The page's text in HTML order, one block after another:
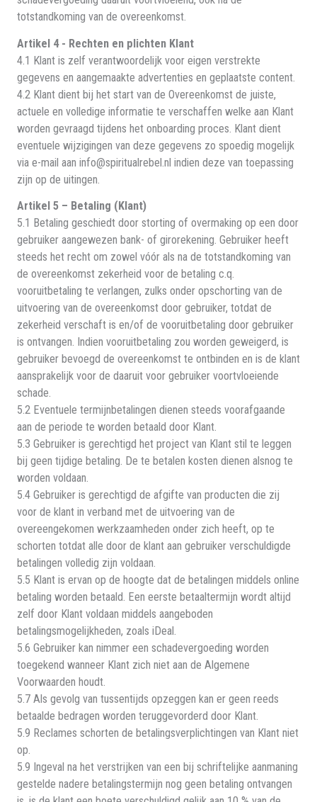
totstandkoming van de overeenkomst.
Artikel 4 - Rechten en plichten Klant
4.1 Klant is zelf verantwoordelijk voor eigen verstrekte
gegevens en aangemaakte advertenties en geplaatste content.
4.2 Klant dient bij het start van de Overeenkomst de juiste,
actuele en volledige informatie te verschaffen welke aan Klant
worden gevraagd tijdens het onboarding proces. Klant dient
eventuele wijzigingen van deze gegevens zo spoedig mogelijk
via e-mail aan info@spiritualrebel.nl indien deze van toepassing
zijn op de uitingen.
Artikel 5 – Betaling (Klant)
5.1 Betaling geschiedt door storting of overmaking op een door
gebruiker aangewezen bank- of girorekening. Gebruiker heeft
steeds het recht om zowel vóór als na de totstandkoming van
de overeenkomst zekerheid voor de betaling c.q.
vooruitbetaling te verlangen, zulks onder opschorting van de
uitvoering van de overeenkomst door gebruiker, totdat de
zekerheid verschaft is en/of de vooruitbetaling door gebruiker
is ontvangen. Indien vooruitbetaling zou worden geweigerd, is
gebruiker bevoegd de overeenkomst te ontbinden en is de klant
aansprakelijk voor de daaruit voor gebruiker voortvloeiende
schade.
5.2 Eventuele termijnbetalingen dienen steeds voorafgaande
aan de periode te worden betaald door Klant.
5.3 Gebruiker is gerechtigd het project van Klant stil te leggen
bij geen tijdige betaling. De te betalen kosten dienen alsnog te
worden voldaan.
5.4 Gebruiker is gerechtigd de afgifte van producten die zij
voor de klant in verband met de uitvoering van de
overeengekomen werkzaamheden onder zich heeft, op te
schorten totdat alle door de klant aan gebruiker verschuldigde
betalingen volledig zijn voldaan.
5.5 Klant is ervan op de hoogte dat de betalingen middels online
betaling worden betaald. Een eerste betaaltermijn wordt altijd
zelf door Klant voldaan middels aangeboden
betalingsmogelijkheden, zoals iDeal.
5.6 Gebruiker kan nimmer een schadevergoeding worden
toegekend wanneer Klant zich niet aan de Algemene
Voorwaarden houdt.
5.7 Als gevolg van tussentijds opzeggen kan er geen reeds
betaalde bedragen worden teruggevorderd door Klant.
5.9 Reclames schorten de betalingsverplichtingen van Klant niet
op.
5.9 Ingeval na het verstrijken van een bij schriftelijke aanmaning
gestelde nadere betalingstermijn nog geen betaling ontvangen